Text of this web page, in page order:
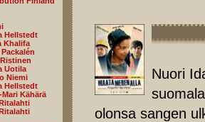
Hellstedt
Khalifa
Uotila
Niemi
Hellstedt
Kähärä
Nuori
olonsa sangen